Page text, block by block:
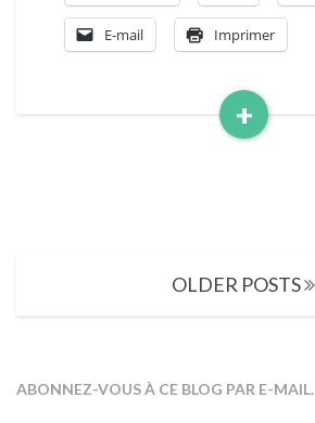
+
Read
E-mail Imprimer
OLDER POSTS
ABONNEZ-VOUS À CE BLOG PAR E-MAIL.